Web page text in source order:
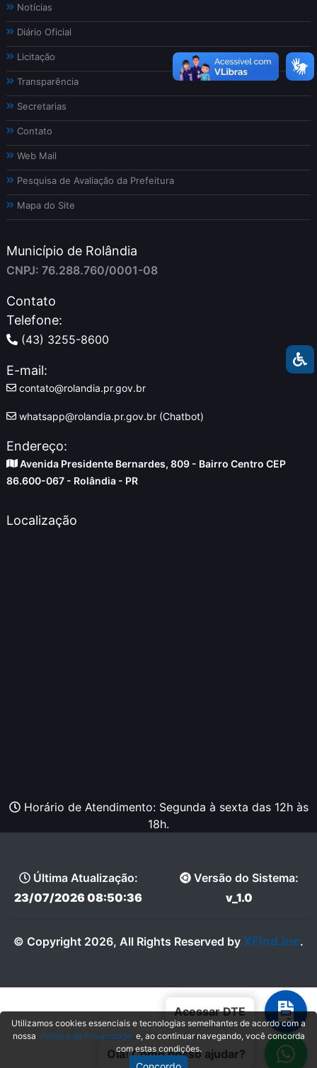
Acessar DTE
Olá! Como posso ajudar?
Notícias
Diário Oficial
Licitação
Transparência
Secretarias
Contato
Web Mail
Pesquisa de Avaliação da Prefeitura
Mapa do Site
Município de Rolândia
CNPJ: 76.288.760/0001-08
Contato
Telefone:
(43) 3255-8600
E-mail:
contato@rolandia.pr.gov.br
whatsapp@rolandia.pr.gov.br (Chatbot)
Endereço:
Avenida Presidente Bernardes, 809 - Bairro Centro CEP
86.600-067 - Rolândia - PR
Localização
Horário de Atendimento: Segunda à sexta das 12h às
18h.
Última Atualização:
23/07/2026 08:50:36
Versão do Sistema:
v_1.0
© Copyright 2026, All Rights Reserved by XFind.inc.
Utilizamos cookies essenciais e tecnologias semelhantes de acordo com a
nossa Política de Privacidadee, ao continuar navegando, você concorda
com estas condições.